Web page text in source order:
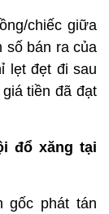
chiếc giữa
số bán ra của
lẹt đẹt đi sau
tiền đã đạt
đổ xăng tại
gốc phát tán